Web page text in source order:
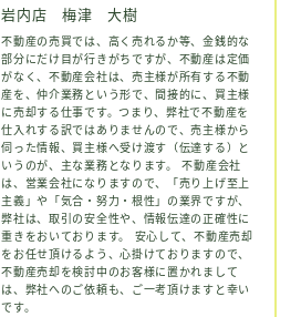
岩内店 梅津 大樹
不動産の売買では、高く売れるか等、金銭的な
部分にだけ目が行きがちですが、不動産は定価
がなく、不動産会社は、売主様が所有する不動
産を、仲介業務という形で、間接的に、買主様
に売却する仕事です。つまり、弊社で不動産を
仕入れする訳ではありませんので、売主様から
伺った情報、買主様へ受け渡す（伝達する）と
いうのが、主な業務となります。 不動産会社
は、営業会社になりますので、「売り上げ至上
主義」や「気合・努力・根性」の業界ですが、
弊社は、取引の安全性や、情報伝達の正確性に
重きをおいております。 安心して、不動産売却
をお任せ頂けるよう、心掛けておりますので、
不動産売却を検討中のお客様に置かれまして
は、弊社へのご依頼も、ご一考頂けますと幸い
です。